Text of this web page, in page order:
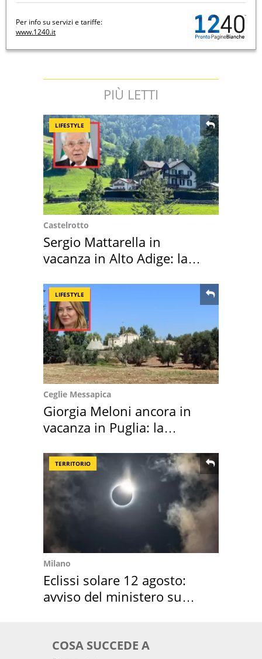
Per info su servizi e tariffe:
www.1240.it
PIÙ LETTI
LIFESTYLE
Castelrotto
Sergio Mattarella in
vacanza in Alto Adige: la
LIFESTYLE
Ceglie Messapica
Giorgia Meloni ancora in
vacanza in Puglia: la
TERRITORIO
Milano
Eclissi solare 12 agosto:
avviso del ministero su